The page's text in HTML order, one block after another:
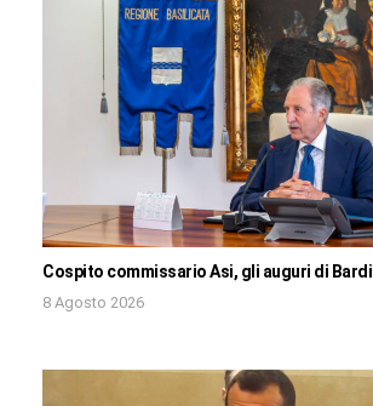
Cospito commissario Asi, gli auguri di Bardi
8 Agosto 2026